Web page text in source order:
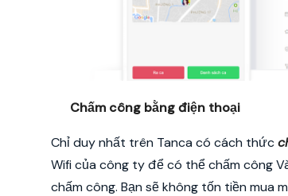
Chấm công bằng điện thoại
Chỉ duy nhất trên Tanca có cách thức
Wifi của công ty để có thể chấm công
chấm công. Bạn sẽ không tốn tiền mua